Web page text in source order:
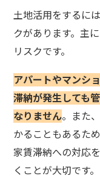
土地活用をするに
クがあります。主
リスクです。
アパートやマンシ
滞納が発生しても
なりません。また
かることもあるた
家賃滞納への対応
くことが大切です。